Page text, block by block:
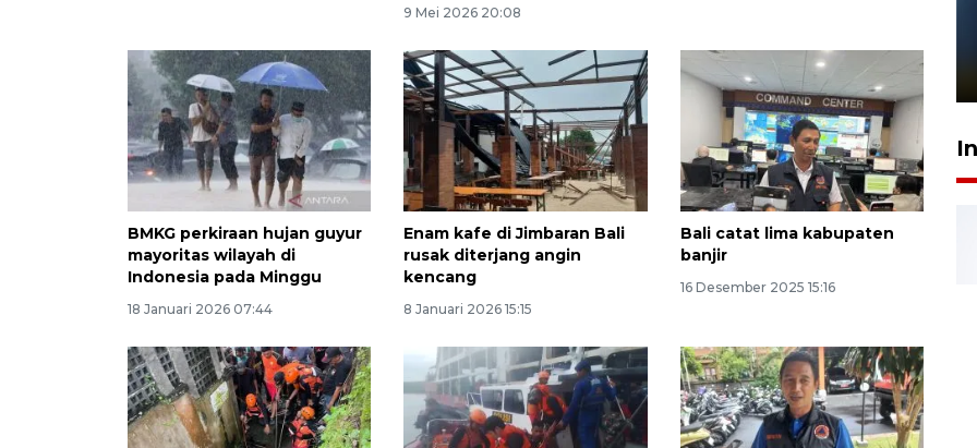
9 Mei 2026 20:08
BMKG perkiraan hujan guyur
mayoritas wilayah di
Indonesia pada Minggu
18 Januari 2026 07:44
Enam kafe di Jimbaran Bali
rusak diterjang angin
kencang
8 Januari 2026 15:15
Bali catat lima kabupaten
banjir
16 Desember 2025 15:16
sampai 8 tahan?
1 Juni 2026 05:47